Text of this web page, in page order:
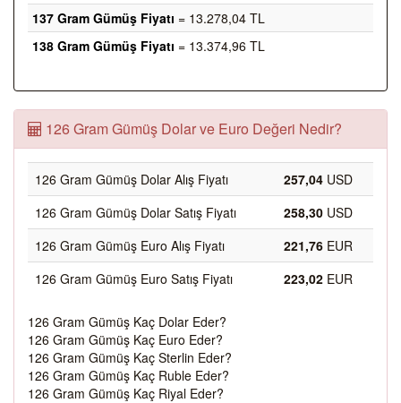
137 Gram Gümüş Fiyatı = 13.278,04 TL
138 Gram Gümüş Fiyatı = 13.374,96 TL
126 Gram Gümüş Dolar ve Euro Değeri Nedir?
126 Gram Gümüş Dolar Alış Fiyatı 257,04 USD
126 Gram Gümüş Dolar Satış Fiyatı
258,30 USD
126 Gram Gümüş Euro Alış Fiyatı
221,76 EUR
126 Gram Gümüş Euro Satış Fiyatı
223,02 EUR
126 Gram Gümüş Kaç Dolar Eder?
126 Gram Gümüş Kaç Euro Eder?
126 Gram Gümüş Kaç Sterlin Eder?
126 Gram Gümüş Kaç Ruble Eder?
126 Gram Gümüş Kaç Riyal Eder?